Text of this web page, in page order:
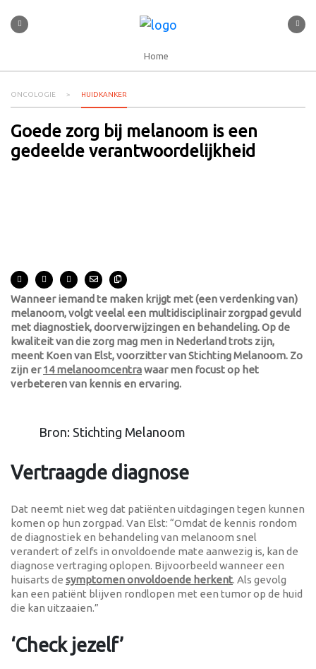
Home
ONCOLOGIE HUIDKANKER
Goede zorg bij melanoom is een
gedeelde verantwoordelijkheid
Wanneer iemand te maken krijgt met (een verdenking van)
melanoom, volgt veelal een multidisciplinair zorgpad gevuld
met diagnostiek, doorverwijzingen en behandeling. Op de
kwaliteit van die zorg mag men in Nederland trots zijn,
meent Koen van Elst, voorzitter van Stichting Melanoom. Zo
zijn er14 melanoomcentrawaar men focust op het
verbeteren van kennis en ervaring.
Bron: Stichting Melanoom
Vertraagde diagnose
Dat neemt niet weg dat patiënten uitdagingen tegen kunnen
komen op hun zorgpad. Van Elst: “Omdat de kennis rondom
de diagnostiek en behandeling van melanoom snel
verandert of zelfs in onvoldoende mate aanwezig is, kan de
diagnose vertraging oplopen. Bijvoorbeeld wanneer een
huisarts de symptomen onvoldoende herkent. Als gevolg
kan een patiënt blijven rondlopen met een tumor op de huid
die kan uitzaaien.”
‘Check jezelf’